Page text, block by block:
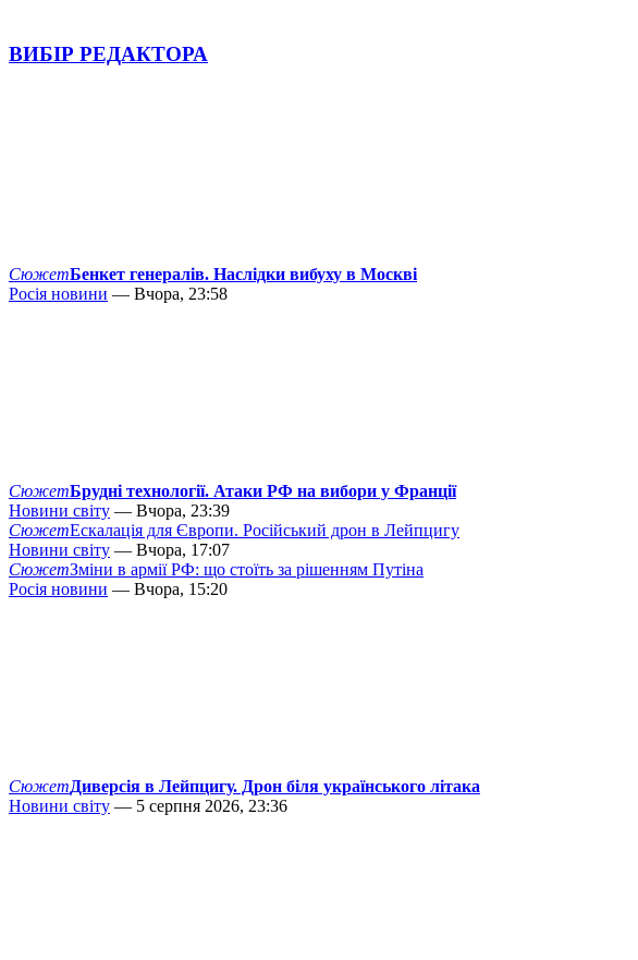
ВИБІР РЕДАКТОРА
СюжетБенкет генералів. Наслідки вибуху в Москві
Росія новини — Вчора, 23:58
СюжетБрудні технології. Атаки РФ на вибори у Франції
Новини світу — Вчора, 23:39
СюжетЕскалація для Європи. Російський дрон в Лейпцигу
Новини світу — Вчора, 17:07
СюжетЗміни в армії РФ: що стоїть за рішенням Путіна
Росія новини — Вчора, 15:20
СюжетДиверсія в Лейпцигу. Дрон біля українського літака
Новини світу — 5 серпня 2026, 23:36